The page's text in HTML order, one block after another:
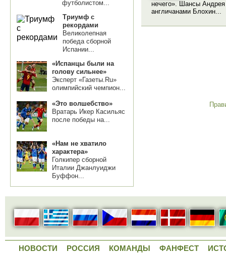
футболистом...
Триумф с
рекордами
Великолепная
победа сборной
Испании...
«Испанцы были на
голову сильнее»
Эксперт «Газеты.Ru»
олимпийский чемпион...
«Это волшебство»
Вратарь Икер Касильяс
после победы на...
«Нам не хватило
характера»
Голкипер сборной
Италии Джанлуиджи
Буффон...
нечего». Шансы
англичанами Блохин...
НОВОСТИ РОССИЯ КОМАНДЫ ФАНФЕСТ